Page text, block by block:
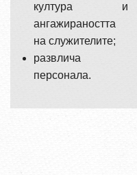
култура и
ангажираността
на служителите;
развлича
персонала.